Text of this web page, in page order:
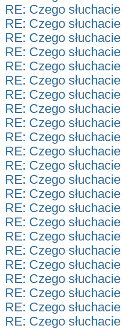
RE: Czego
RE: Czego
RE: Czego
RE: Czego
RE: Czego
RE: Czego
RE: Czego
RE: Czego
RE: Czego
RE: Czego
RE: Czego
RE: Czego
RE: Czego
RE: Czego
RE: Czego
RE: Czego
RE: Czego
RE: Czego
RE: Czego
RE: Czego
RE: Czego
RE: Czego
RE: Czego